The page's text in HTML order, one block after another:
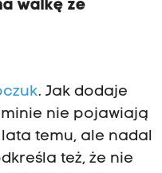
walkę ze
. Jak dodaje
nie pojawiają
lata temu, ale nadal
też, że nie